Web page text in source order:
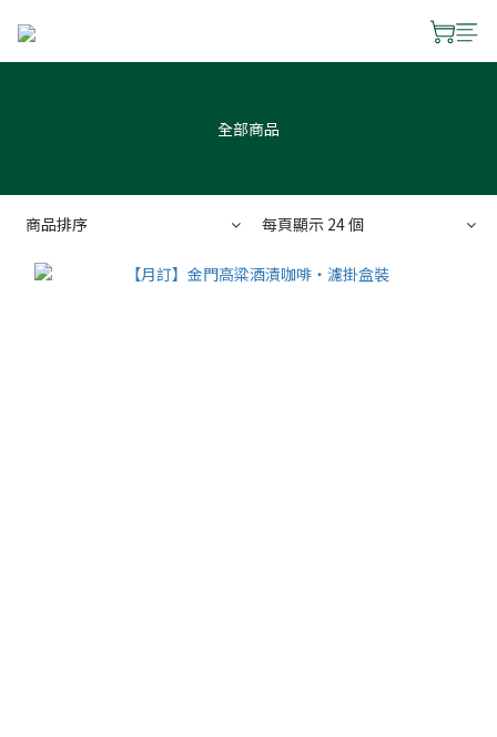
全部商品
商品排序 每頁顯示 24 個